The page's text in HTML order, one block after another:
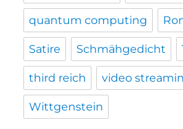
quantum computing
Satire Schmähgedicht
third reich video
Wittgenstein